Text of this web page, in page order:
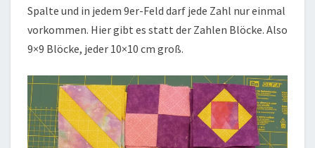
Spalte und in jedem 9er-Feld darf jede Zahl nur einmal
vorkommen. Hier gibt es statt der Zahlen Blöcke. Also
9×9 Blöcke, jeder 10×10 cm groß.